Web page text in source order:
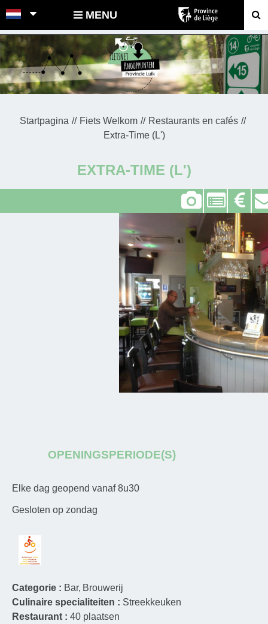
POINTS-NOEUDS MENU
Startpagina Fiets Welkom
Restaurants en cafés
Extra-Time (L')
EXTRA-TIME (L')
OPENINGSPERIODE(S)
Elke dag geopend vanaf 8u30
Gesloten op zondag
Categorie : Bar Brouwerij
Culinaire specialiteiten : Streekkeuken
Restaurant : 40 plaatsen